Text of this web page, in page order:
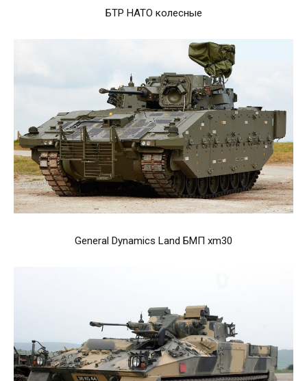
БТР НАТО колесные
General Dynamics Land БМП xm30